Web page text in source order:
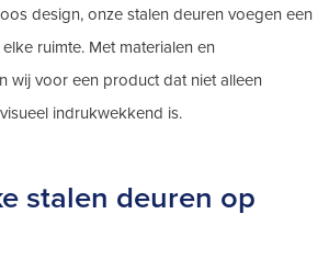
design, onze stalen deuren voegen een
ruimte. Met materialen en
wij voor een product dat niet alleen
indrukwekkend is.
stalen deuren op